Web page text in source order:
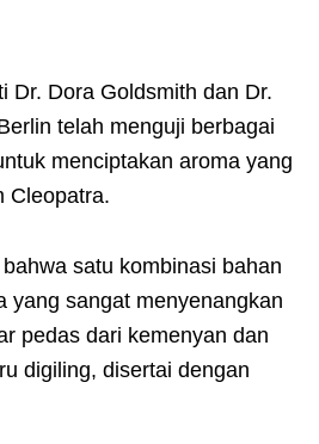
Dr. Dora Goldsmith dan Dr.
telah menguji berbagai
menciptakan aroma yang
Cleopatra.
satu kombinasi bahan
yang sangat menyenangkan
pedas dari kemenyan dan
digiling, disertai dengan